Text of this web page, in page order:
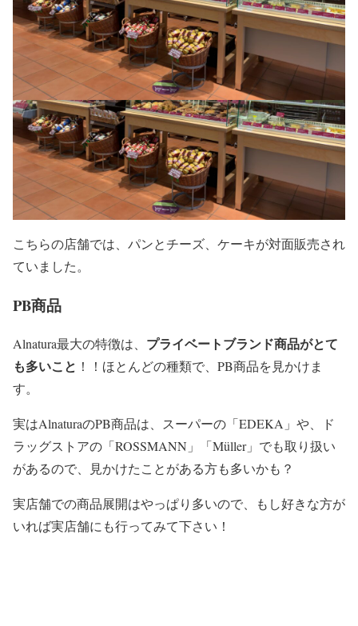
こちらの店舗では、パンとチーズ、ケーキが対面販売され
ていました。
PB商品
Alnatura最大の特徴は、 プライベートブランド商品がとて
も多いこと ！！ほとんどの種類で、PB商品を見かけま
す。
実はAlnaturaのPB商品は、スーパーの「EDEKA」や、ド
ラッグストアの「ROSSMANN」「Müller」でも取り扱い
があるので、見かけたことがある方も多いかも？
実店舗での商品展開はやっぱり多いので、もし好きな方が
いれば実店舗にも行ってみて下さい！